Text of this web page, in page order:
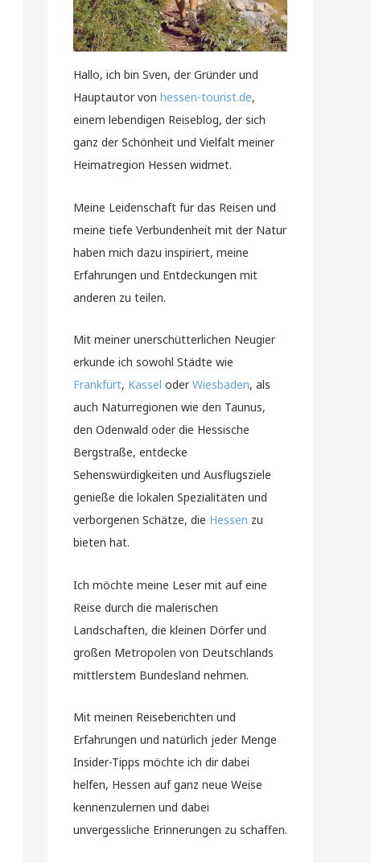
Hallo, ich bin Sven, der Gründer und
Hauptautor von hessen-tourist.de,
einem lebendigen Reiseblog, der sich
ganz der Schönheit und Vielfalt meiner
Heimatregion Hessen widmet.
Meine Leidenschaft für das Reisen und
meine tiefe Verbundenheit mit der Natur
haben mich dazu inspiriert, meine
Erfahrungen und Entdeckungen mit
anderen zu teilen.
Mit meiner unerschütterlichen Neugier
erkunde ich sowohl Städte wie
Frankfurt, Kassel oderWiesbaden, als
auch Naturregionen wie den Taunus,
den Odenwald oder die Hessische
Bergstraße, entdecke
Sehenswürdigkeiten und Ausflugsziele
genieße die lokalen Spezialitäten und
verborgenen Schätze, die Hessen zu
bieten hat.
Ich möchte meine Leser mit auf eine
Reise durch die malerischen
Landschaften, die kleinen Dörfer und
großen Metropolen von Deutschlands
mittlerstem Bundesland nehmen.
Mit meinen Reiseberichten und
Erfahrungen und natürlich jeder Menge
Insider-Tipps möchte ich dir dabei
helfen, Hessen auf ganz neue Weise
kennenzulernen und dabei
unvergessliche Erinnerungen zu schaffen.